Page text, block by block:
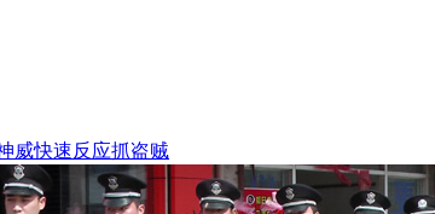
威快速反应抓盗贼